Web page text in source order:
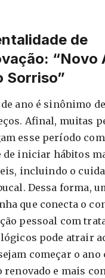
de
“Novo
Sorriso”
ano é sinônimo de
Afinal, muitas
esse período
de iniciar hábitos
incluindo o
Dessa forma,
que conecta o
pessoal com
pode atrair
começar o ano
renovado e mais